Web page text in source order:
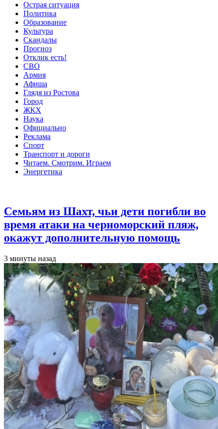
Острая ситуация
Политика
Образование
Культура
Скандалы
Прогноз
Отклик есть!
СВО
Армия
Афиша
Глядя из Ростова
Город
ЖКХ
Наука
Официально
Реклама
Спорт
Транспорт и дороги
Читаем. Смотрим. Играем
Энергетика
Семьям из Шахт, чьи дети погибли во
время атаки на черноморский пляж,
окажут дополнительную помощь
3 минуты назад